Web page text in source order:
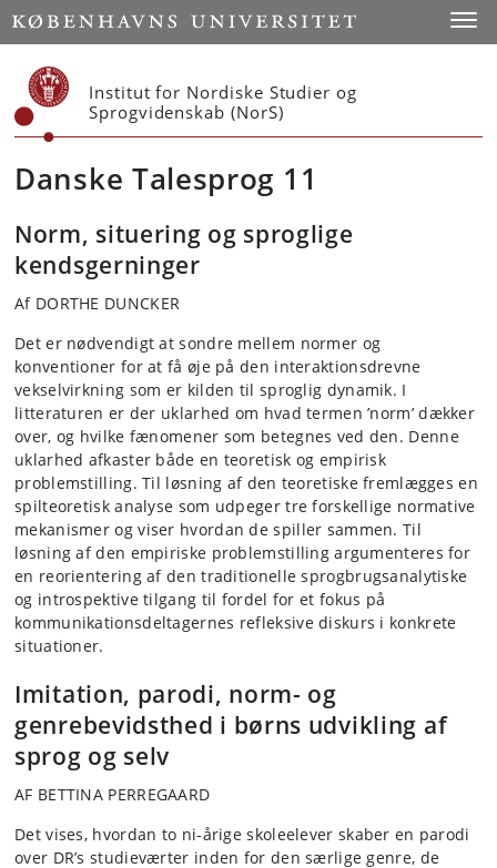
Start
Institut for Nordiske Studier og
Sprogvidenskab (NorS)
Danske Talesprog 11
Norm, situering og sproglige
kendsgerninger
Af DORTHE DUNCKER
Det er nødvendigt at sondre mellem normer og
konventioner for at få øje på den interaktionsdrevne
vekselvirkning som er kilden til sproglig dynamik. I
litteraturen er der uklarhed om hvad termen ’norm’ dækker
over, og hvilke fænomener som betegnes ved den. Denne
uklarhed afkaster både en teoretisk og empirisk
problemstilling. Til løsning af den teoretiske fremlægges en
spilteoretisk analyse som udpeger tre forskellige normative
mekanismer og viser hvordan de spiller sammen. Til
løsning af den empiriske problemstilling argumenteres for
en reorientering af den traditionelle sprogbrugsanalytiske
og introspektive tilgang til fordel for et fokus på
kommunikationsdeltagernes refleksive diskurs i konkrete
situationer.
Imitation, parodi, norm- og
genrebevidsthed i børns udvikling af
sprog og selv
AF BETTINA PERREGAARD
Det vises, hvordan to ni-årige skoleelever skaber en parodi
over DR’s studieværter inden for den særlige genre, de